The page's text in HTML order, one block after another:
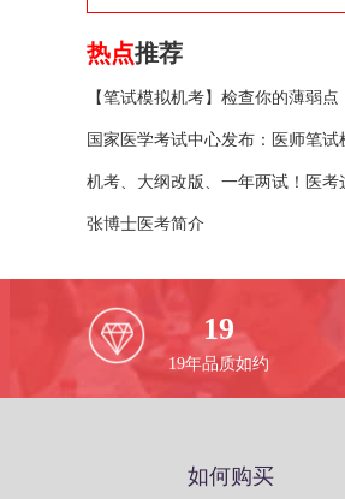
热点推荐
【笔试模拟机考】检查你的薄弱点
国家医学考试中心发布：医师笔
机考、大纲改版、一年两试！医考
张博士医考简介
19
19年品质如约
如何购买